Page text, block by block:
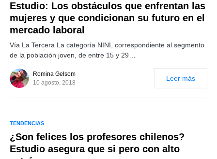
Estudio: Los obstáculos que enfrentan las
mujeres y que condicionan su futuro en el
mercado laboral
Vía La Tercera La categoría NINI, correspondiente al segmento
de la población joven, de entre 15 y 29…
Romina Gelsom
10 agosto, 2018
Leer más
TENDENCIAS
¿Son felices los profesores chilenos?
Estudio asegura que si pero con alto